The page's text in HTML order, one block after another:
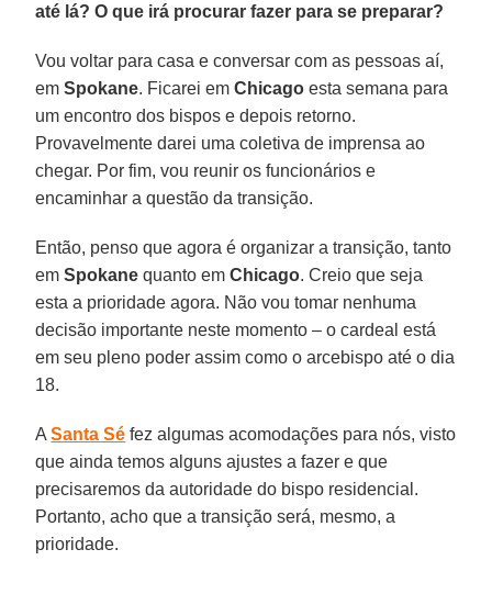
até lá? O que irá procurar fazer para se preparar?
Vou voltar para casa e conversar com as pessoas aí,
emSpokane. Ficarei emChicago esta semana para
um encontro dos bispos e depois retorno.
Provavelmente darei uma coletiva de imprensa ao
chegar. Por fim, vou reunir os funcionários e
encaminhar a questão da transição.
Então, penso que agora é organizar a transição, tanto
emSpokane quanto em Chicago. Creio que seja
esta a prioridade agora. Não vou tomar nenhuma
decisão importante neste momento – o cardeal está
em seu pleno poder assim como o arcebispo até o dia
18.
ASanta Sé fez algumas acomodações para nós, visto
que ainda temos alguns ajustes a fazer e que
precisaremos da autoridade do bispo residencial.
Portanto, acho que a transição será, mesmo, a
prioridade.